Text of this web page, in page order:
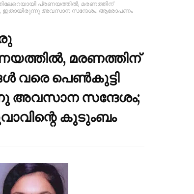
പ്രണയത്തില്‍, മരണത്തിന്
ഇതായിരുന്നു അവസാന സന്ദേശം; ആരോപണം
മരണത്തിന്
വരെ പെണ്‍കുട്ടി
അവസാന സന്ദേശം;
കുടുംബം